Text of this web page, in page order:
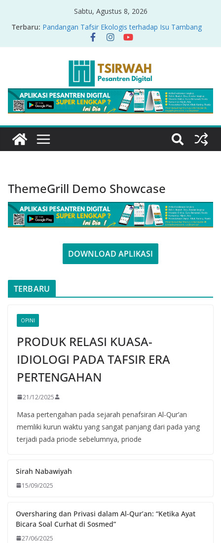
Sabtu, Agustus 8, 2026
Terbaru: Pandangan Tafsir Ekologis terhadap Isu Tambang
Nikel di Raja Ampat
PRODUK RELASI KUASA-IDIOLOGI PADA TAFSIR
Sirah Nabawiyah
Oversharing dan Privasi dalam Al-Qur’an: “Ketika
Ayat Bicara Soal Curhat di Sosmed”
Menyikapi Fatherless, Kisah Lukman Menjadi
Cerminan
ThemeGrill Demo Showcase
DOWNLOAD APLIKASI
TERBARU
OPINI
PRODUK RELASI KUASA-
IDIOLOGI PADA TAFSIR ERA
PERTENGAHAN
21/12/2025
Masa pertengahan pada sejarah penafsiran Al-Qur’an
memliki kurun waktu yang sangat panjang dari pada yang
terjadi pada priode sebelumnya, priode
Sirah Nabawiyah
15/09/2025
Oversharing dan Privasi dalam Al-Qur’an: “Ketika Ayat
Bicara Soal Curhat di Sosmed”
27/06/2025